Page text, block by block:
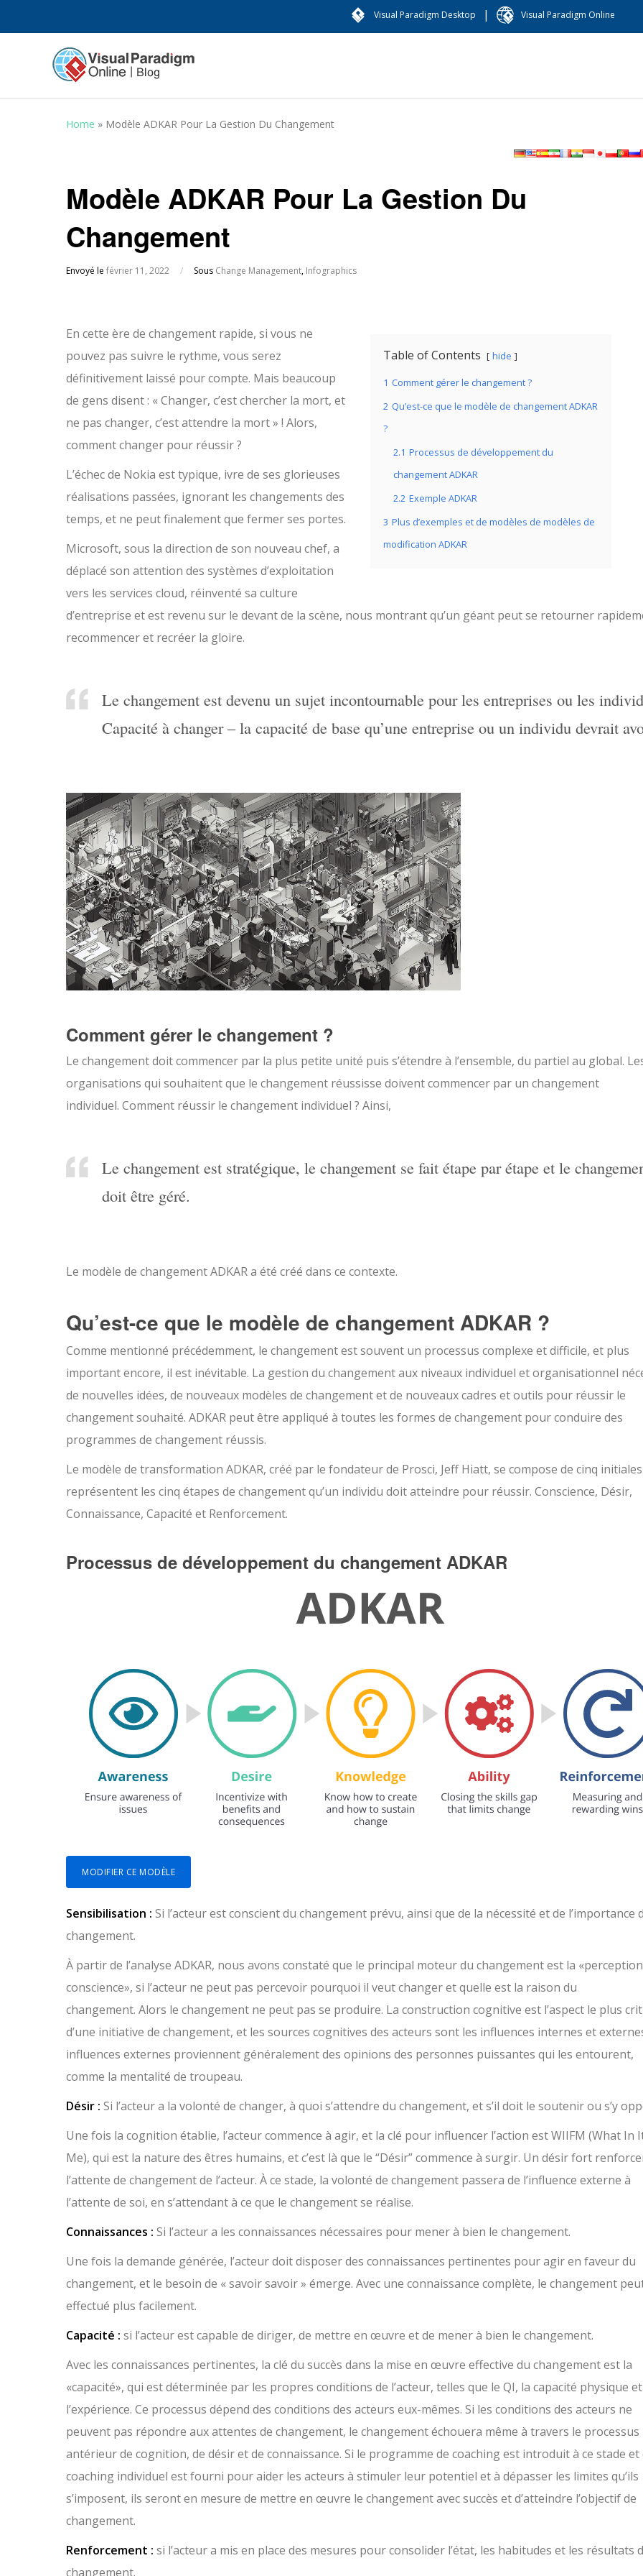
Visual Paradigm Desktop | Visual Paradigm Online
Home » Modèle ADKAR Pour La Gestion Du Changement
Modèle ADKAR Pour La Gestion Du
Changement
Envoyé le février 11, 2022 / Sous Change Management, Infographics
Table of Contents hide
1 Comment gérer le changement ?
2 Qu’est-ce que le modèle de changement ADKAR
?
2.1 Processus de développement du
changement ADKAR
2.2 Exemple ADKAR
3 Plus d’exemples et de modèles de modèles de
modification ADKAR
En cette ère de changement rapide, si vous ne
pouvez pas suivre le rythme, vous serez
définitivement laissé pour compte. Mais beaucoup
de gens disent : « Changer, c’est chercher la mort, et
ne pas changer, c’est attendre la mort » ! Alors,
comment changer pour réussir ?
L’échec de Nokia est typique, ivre de ses glorieuses
réalisations passées, ignorant les changements des
temps, et ne peut finalement que fermer ses portes.
Microsoft, sous la direction de son nouveau chef, a
déplacé son attention des systèmes d’exploitation
vers les services cloud, réinventé sa culture
d’entreprise et est revenu sur le devant de la scène, nous montrant qu’un géant peut se retourner
recommencer et recréer la gloire.
Le changement est devenu un sujet incontournable pour les entreprises ou les
Capacité à changer – la capacité de base qu’une entreprise ou un individu devrait
Comment gérer le changement ?
Le changement doit commencer par la plus petite unité puis s’étendre à l’ensemble, du partiel au global.
organisations qui souhaitent que le changement réussisse doivent commencer par un changement
individuel. Comment réussir le changement individuel ? Ainsi,
Le changement est stratégique, le changement se fait étape par étape et le
doit être géré.
Le modèle de changement ADKAR a été créé dans ce contexte.
Qu’est-ce que le modèle de changement ADKAR ?
Comme mentionné précédemment, le changement est souvent un processus complexe et difficile, et plus
important encore, il est inévitable. La gestion du changement aux niveaux individuel et organisationnel
de nouvelles idées, de nouveaux modèles de changement et de nouveaux cadres et outils pour réussir le
changement souhaité. ADKAR peut être appliqué à toutes les formes de changement pour conduire des
programmes de changement réussis.
Le modèle de transformation ADKAR, créé par le fondateur de Prosci, Jeff Hiatt, se compose de cinq
représentent les cinq étapes de changement qu’un individu doit atteindre pour réussir. Conscience, Désir,
Connaissance, Capacité et Renforcement.
Processus de développement du changement ADKAR
MODIFIER CE MODÈLE
Sensibilisation : Si l’acteur est conscient du changement prévu, ainsi que de la nécessité et de l’importance
changement.
À partir de l’analyse ADKAR, nous avons constaté que le principal moteur du changement est la
conscience», si l’acteur ne peut pas percevoir pourquoi il veut changer et quelle est la raison du
changement. Alors le changement ne peut pas se produire. La construction cognitive est l’aspect le plus
d’une initiative de changement, et les sources cognitives des acteurs sont les influences internes et
influences externes proviennent généralement des opinions des personnes puissantes qui les entourent,
comme la mentalité de troupeau.
Désir : Si l’acteur a la volonté de changer, à quoi s’attendre du changement, et s’il doit le soutenir ou s’y
Une fois la cognition établie, l’acteur commence à agir, et la clé pour influencer l’action est WIIFM (What In
Me), qui est la nature des êtres humains, et c’est là que le “Désir” commence à surgir. Un désir fort
l’attente de changement de l’acteur. À ce stade, la volonté de changement passera de l’influence externe à
l’attente de soi, en s’attendant à ce que le changement se réalise.
Connaissances : Si l’acteur a les connaissances nécessaires pour mener à bien le changement.
Une fois la demande générée, l’acteur doit disposer des connaissances pertinentes pour agir en faveur du
changement, et le besoin de « savoir savoir » émerge. Avec une connaissance complète, le changement
effectué plus facilement.
Capacité : si l’acteur est capable de diriger, de mettre en œuvre et de mener à bien le changement.
Avec les connaissances pertinentes, la clé du succès dans la mise en œuvre effective du changement est la
«capacité», qui est déterminée par les propres conditions de l’acteur, telles que le QI, la capacité physique et
l’expérience. Ce processus dépend des conditions des acteurs eux-mêmes. Si les conditions des acteurs ne
peuvent pas répondre aux attentes de changement, le changement échouera même à travers le processus
antérieur de cognition, de désir et de connaissance. Si le programme de coaching est introduit à ce stade et
coaching individuel est fourni pour aider les acteurs à stimuler leur potentiel et à dépasser les limites qu’ils
s’imposent, ils seront en mesure de mettre en œuvre le changement avec succès et d’atteindre l’objectif de
changement.
Renforcement : si l’acteur a mis en place des mesures pour consolider l’état, les habitudes et les résultats
changement.